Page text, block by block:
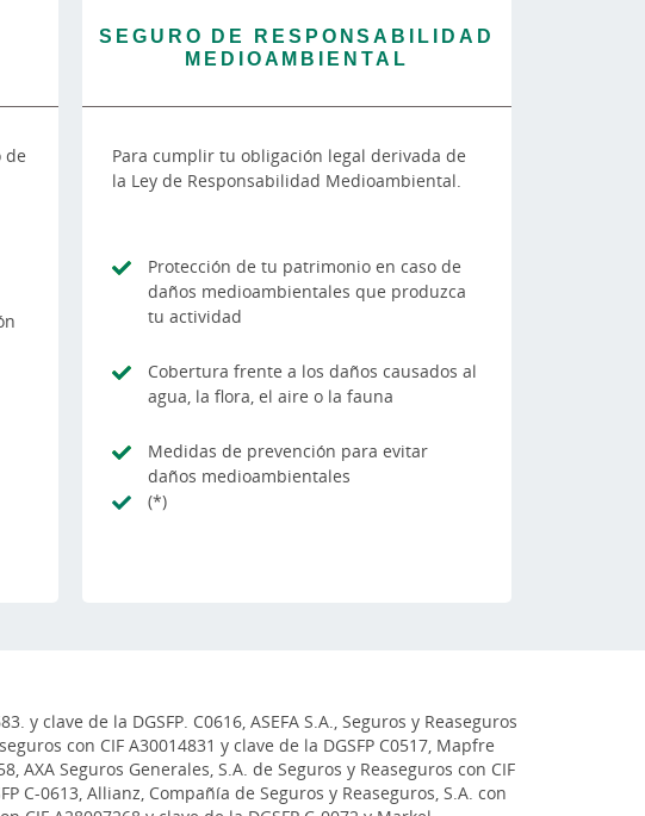
de
SEGURO DE RESPONSABILIDAD
MEDIOAMBIENTAL
Para cumplir tu obligación legal derivada de
la Ley de Responsabilidad Medioambiental.
Protección de tu patrimonio en caso de
daños medioambientales que produzca
tu actividad
Cobertura frente a los daños causados al
agua, la flora, el aire o la fauna
Medidas de prevención para evitar
daños medioambientales
(*)
y clave de la DGSFP. C0616, ASEFA S.A., Seguros y Reaseguros
con CIF A30014831 y clave de la DGSFP C0517, Mapfre
AXA Seguros Generales, S.A. de Seguros y Reaseguros con CIF
C-0613, Allianz, Compañía de Seguros y Reaseguros, S.A. con